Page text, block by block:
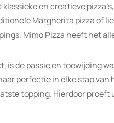
en creatieve
Margherita pizza of
Mimo Pizza heeft het
is de passie en toewijding
perfectie in elke stap van
topping. Hierdoor proeft